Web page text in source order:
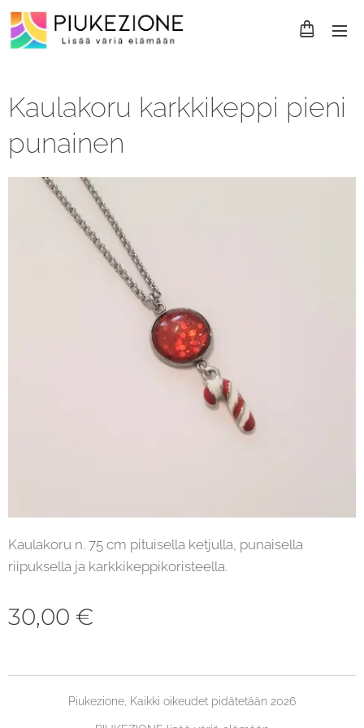
Kaulakoru karkkikeppi pieni
punainen
Kaulakoru n. 75 cm pituisella ketjulla, punaisella
riipuksella ja karkkikeppikoristeella.
30,00 €
Piukezione, Kaikki oikeudet pidätetään 2026